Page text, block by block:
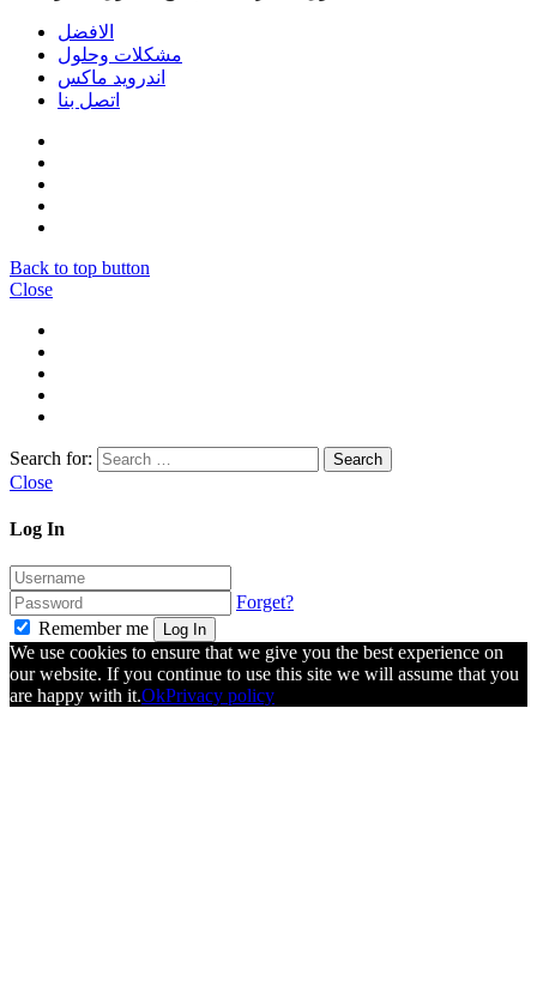
الافضل
مشكلات وحلول
اندرويد ماكس
اتصل بنا
Back to top button
Close
Search for:
Close
Log In
Forget?
Remember me
Log In
We use cookies to ensure that we give you the best experience on
our website. If you continue to use this site we will assume that you
are happy with it.OkPrivacy policy